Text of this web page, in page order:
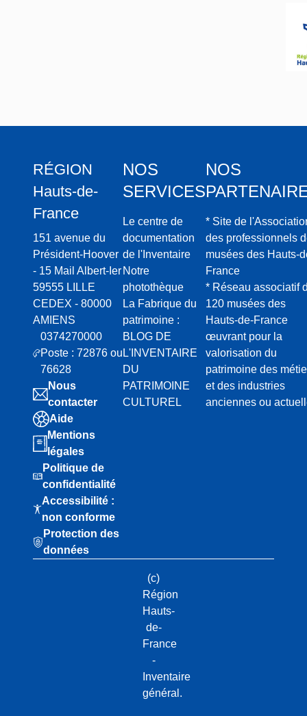
RÉGION
Hauts-de-
France
151 avenue du
Président-Hoover
- 15 Mail Albert-Ier
59555 LILLE
CEDEX - 80000
AMIENS
0374270000
Poste : 72876 ou
76628
Nous
contacter
Aide
Mentions
légales
Politique de
confidentialité
Accessibilité :
non conforme
Protection des
données
NOS
SERVICES
Le centre de
documentation
de l'Inventaire
Notre
photothèque
La Fabrique du
patrimoine :
BLOG DE
L'INVENTAIRE
DU
PATRIMOINE
CULTUREL
NOS
* Site de
des professionnels
musées des Hauts-
France
* Réseau associatif
120 musées des
Hauts-de-France
œuvrant pour la
valorisation du
patrimoine des
et des industries
anciennes ou
(c)
Région
Hauts-
de-
France
-
Inventaire
général.